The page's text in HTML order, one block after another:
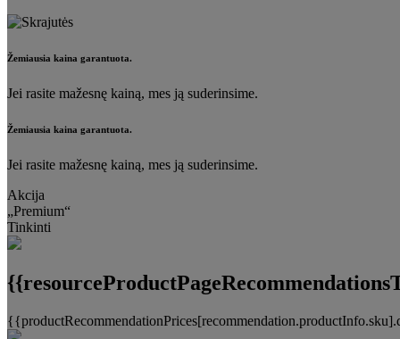
Žemiausia kaina garantuota.
Jei rasite mažesnę kainą, mes ją suderinsime.
Žemiausia kaina garantuota.
Jei rasite mažesnę kainą, mes ją suderinsime.
Akcija
„Premium“
Tinkinti